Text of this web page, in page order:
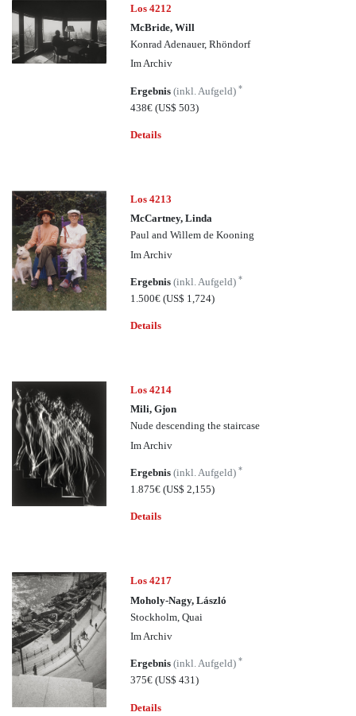
Los 4212
McBride, Will
Konrad Adenauer, Rhöndorf
Im Archiv
Ergebnis(inkl. Aufgeld)*
438€(US$ 503)
Details
Los 4213
McCartney, Linda
Paul and Willem de Kooning
Im Archiv
Ergebnis(inkl. Aufgeld)*
1.500€(US$ 1,724)
Details
Los 4214
Mili, Gjon
Nude descending the staircase
Im Archiv
Ergebnis(inkl. Aufgeld)*
1.875€(US$ 2,155)
Details
Los 4217
Moholy-Nagy, László
Stockholm, Quai
Im Archiv
Ergebnis(inkl. Aufgeld)*
375€(US$ 431)
Details